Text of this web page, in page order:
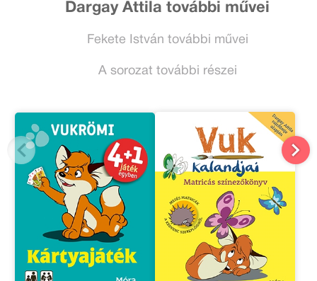
Dargay Attila további művei
Fekete István további művei
A sorozat további részei